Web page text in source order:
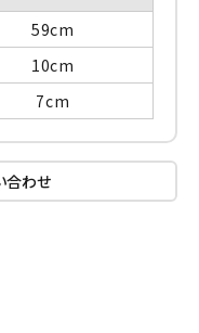
59cm
10cm
7cm
合わせ